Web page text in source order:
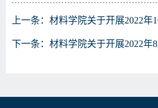
上一条： 材料学院关于开展2022年10月
下一条： 材料学院关于开展2022年8月